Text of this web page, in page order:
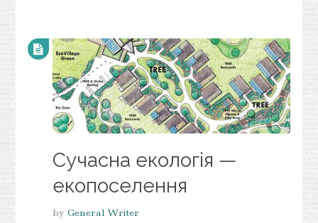
Сучасна екологія —
екопоселення
by General Writer